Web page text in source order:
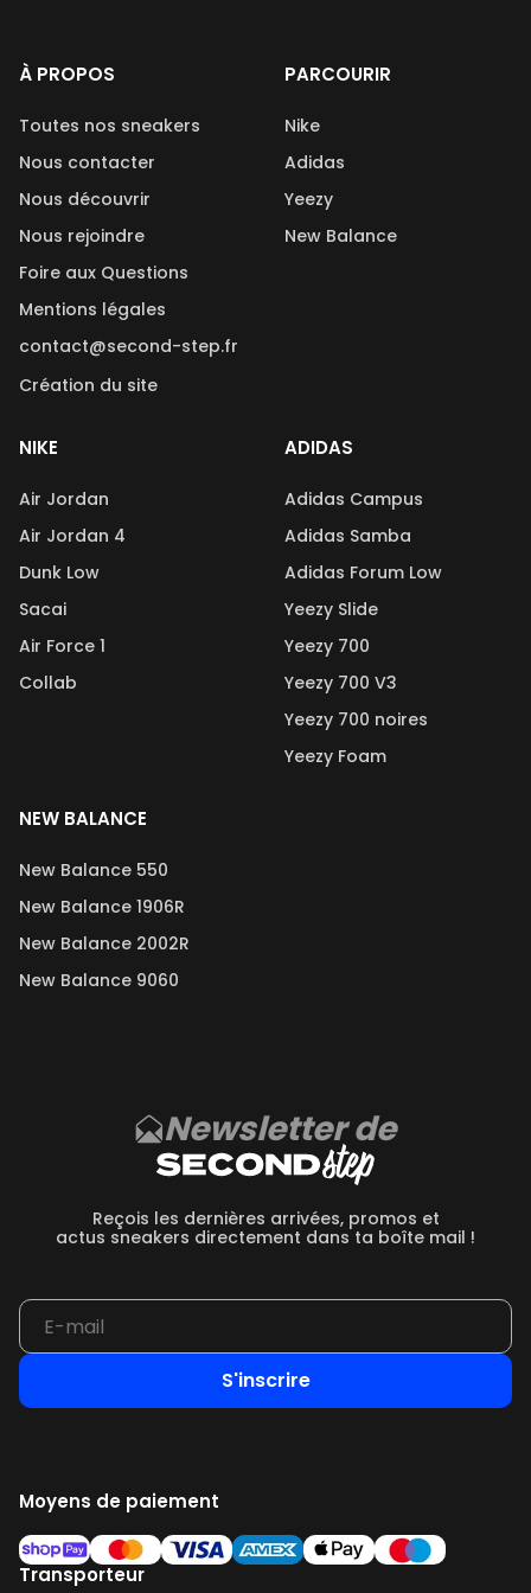
À PROPOS
Toutes nos sneakers
Nous contacter
Nous découvrir
Nous rejoindre
Foire aux Questions
Mentions légales
contact@second-step.fr
Création du site
PARCOURIR
Nike
Adidas
Yeezy
New Balance
NIKE
Air Jordan
Air Jordan 4
Dunk Low
Sacai
Air Force 1
Collab
ADIDAS
Adidas Campus
Adidas Samba
Adidas Forum Low
Yeezy Slide
Yeezy 700
Yeezy 700 V3
Yeezy 700 noires
Yeezy Foam
NEW BALANCE
New Balance 550
New Balance 1906R
New Balance 2002R
New Balance 9060
Newsletter de
Reçois les dernières arrivées, promos et
actus sneakers directement dans ta boîte mail !
S'inscrire
Moyens de paiement
Transporteur